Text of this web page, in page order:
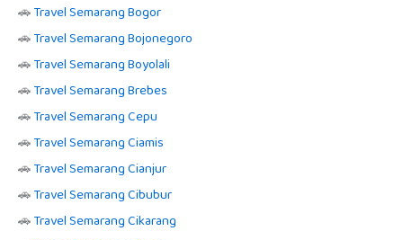
🚗Travel Semarang Bogor
🚗Travel Semarang Bojonegoro
🚗Travel Semarang Boyolali
🚗Travel Semarang Brebes
🚗Travel Semarang Cepu
🚗Travel Semarang Ciamis
🚗Travel Semarang Cianjur
🚗Travel Semarang Cibubur
🚗Travel Semarang Cikarang